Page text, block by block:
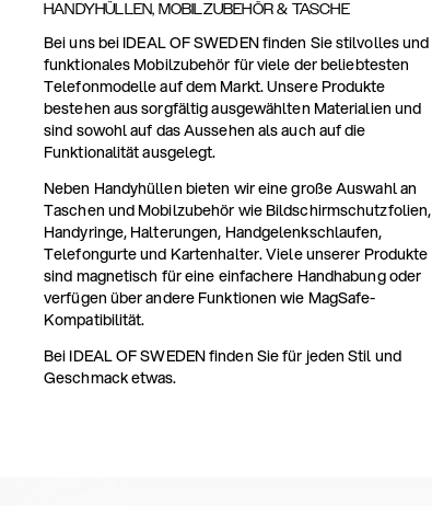
HANDYHÜLLEN, MOBILZUBEHÖR & TASCHE
Bei uns bei IDEAL OF SWEDEN finden Sie stilvolles und
funktionales Mobilzubehör für viele der beliebtesten
Telefonmodelle auf dem Markt. Unsere Produkte
bestehen aus sorgfältig ausgewählten Materialien und
sind sowohl auf das Aussehen als auch auf die
Funktionalität ausgelegt.
Neben Handyhüllen bieten wir eine große Auswahl an
Taschen und Mobilzubehör wie Bildschirmschutzfolien,
Handyringe, Halterungen, Handgelenkschlaufen,
Telefongurte und Kartenhalter. Viele unserer Produkte
sind magnetisch für eine einfachere Handhabung oder
verfügen über andere Funktionen wie MagSafe-
Kompatibilität.
Bei IDEAL OF SWEDEN finden Sie für jeden Stil und
Geschmack etwas.